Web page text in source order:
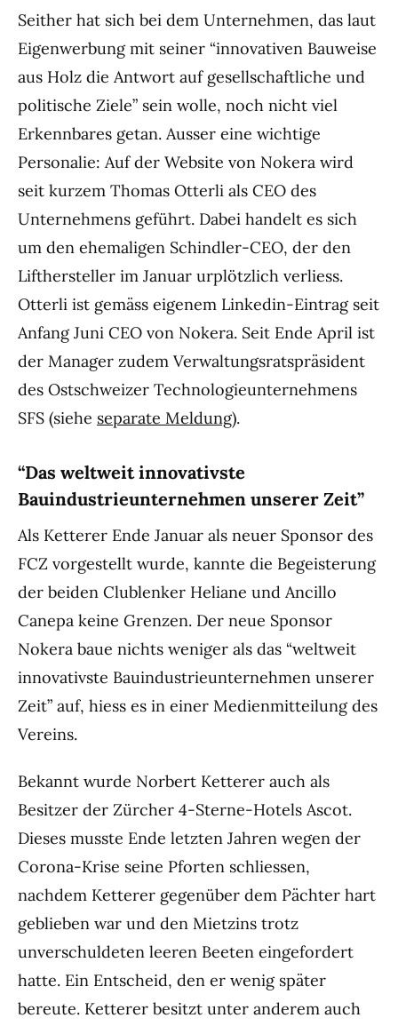
Seither hat sich bei dem Unternehmen, das laut
Eigenwerbung mit seiner “innovativen Bauweise
aus Holz die Antwort auf gesellschaftliche und
politische Ziele” sein wolle, noch nicht viel
Erkennbares getan. Ausser eine wichtige
Personalie: Auf der Website von Nokera wird
seit kurzem Thomas Otterli als CEO des
Unternehmens geführt. Dabei handelt es sich
um den ehemaligen Schindler-CEO, der den
Lifthersteller im Januar urplötzlich verliess.
Otterli ist gemäss eigenem Linkedin-Eintrag seit
Anfang Juni CEO von Nokera. Seit Ende April ist
der Manager zudem Verwaltungsratspräsident
des Ostschweizer Technologieunternehmens
SFS (siehe separate Meldung).
“Das weltweit innovativste
Bauindustrieunternehmen unserer Zeit”
Als Ketterer Ende Januar als neuer Sponsor des
FCZ vorgestellt wurde, kannte die Begeisterung
der beiden Clublenker Heliane und Ancillo
Canepa keine Grenzen. Der neue Sponsor
Nokera baue nichts weniger als das “weltweit
innovativste Bauindustrieunternehmen unserer
Zeit” auf, hiess es in einer Medienmitteilung des
Vereins.
Bekannt wurde Norbert Ketterer auch als
Besitzer der Zürcher 4-Sterne-Hotels Ascot.
Dieses musste Ende letzten Jahren wegen der
Corona-Krise seine Pforten schliessen,
nachdem Ketterer gegenüber dem Pächter hart
geblieben war und den Mietzins trotz
unverschuldeten leeren Beeten eingefordert
hatte. Ein Entscheid, den er wenig später
bereute. Ketterer besitzt unter anderem auch